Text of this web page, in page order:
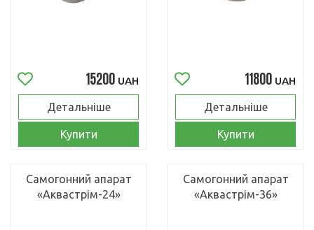
15200 UAH
Детальніше
Купити
11800 UAH
Детальніше
Купити
Самогонний апарат
«Аквастрім-24»
Самогонний апарат
«Аквастрім-36»